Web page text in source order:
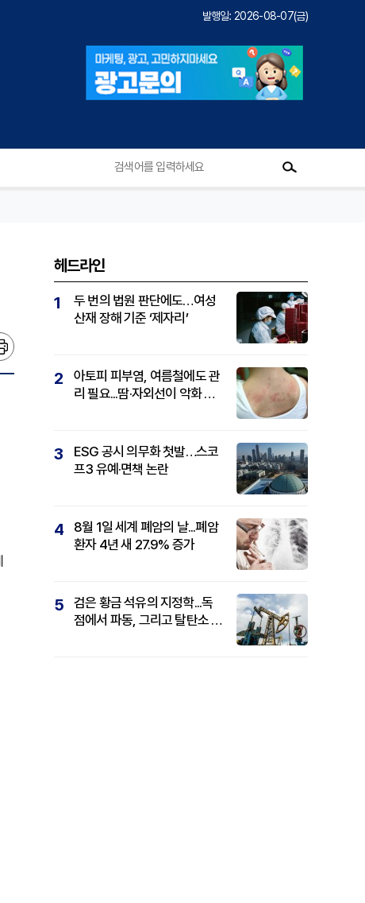
발행일: 2026-08-07(금)
헤드라인
1
두 번의 법원 판단에도…여성
산재 장해 기준 ‘제자리’
2
아토피 피부염, 여름철에도 관
리 필요...땀·자외선이 악화 요
3
ESG 공시 의무화 첫발…스코
프3 유예·면책 논란
4
8월 1일 세계 폐암의 날...폐암
환자 4년 새 27.9% 증가
5
검은 황금 석유의 지정학...독
점에서 파동, 그리고 탈탄소 패